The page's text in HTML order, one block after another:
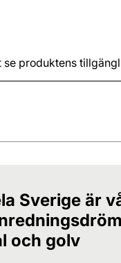
produktens
Sverige är
och golv